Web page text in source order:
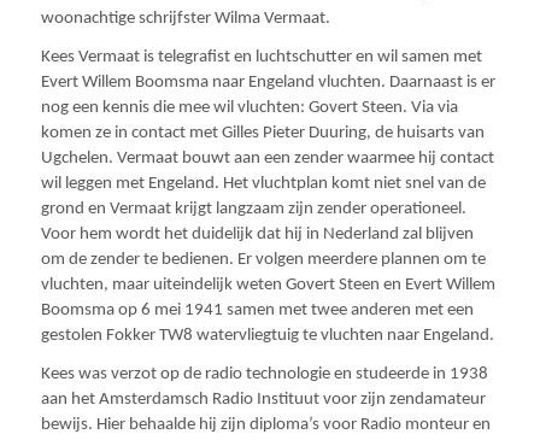
woonachtige schrijfster Wilma Vermaat.
Kees Vermaat is telegrafist en luchtschutter en wil samen met
Evert Willem Boomsma naar Engeland vluchten. Daarnaast is er
nog een kennis die mee wil vluchten: Govert Steen. Via via
komen ze in contact met Gilles Pieter Duuring, de huisarts van
Ugchelen. Vermaat bouwt aan een zender waarmee hij contact
wil leggen met Engeland. Het vluchtplan komt niet snel van de
grond en Vermaat krijgt langzaam zijn zender operationeel.
Voor hem wordt het duidelijk dat hij in Nederland zal blijven
om de zender te bedienen. Er volgen meerdere plannen om te
vluchten, maar uiteindelijk weten Govert Steen en Evert Willem
Boomsma op 6 mei 1941 samen met twee anderen met een
gestolen Fokker TW8 watervliegtuig te vluchten naar Engeland.
Kees was verzot op de radio technologie en studeerde in 1938
aan het Amsterdamsch Radio Instituut voor zijn zendamateur
bewijs. Hier behaalde hij zijn diploma’s voor Radio monteur en